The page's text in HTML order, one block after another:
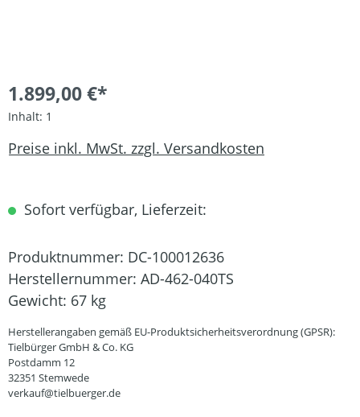
1.899,00 €*
Inhalt: 1
Preise inkl. MwSt. zzgl. Versandkosten
Sofort verfügbar, Lieferzeit:
Produktnummer: DC-100012636
Herstellernummer: AD-462-040TS
Gewicht: 67 kg
Herstellerangaben gemäß EU-Produktsicherheitsverordnung (GPSR):
Tielbürger GmbH & Co. KG
Postdamm 12
32351 Stemwede
verkauf@tielbuerger.de